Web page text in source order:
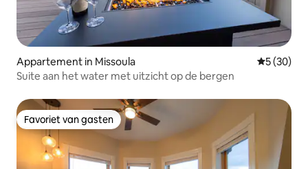
Appartement in Missoula
5 (30)
Suite aan het water met uitzicht op de bergen
Favoriet van gasten
Favoriet van gasten